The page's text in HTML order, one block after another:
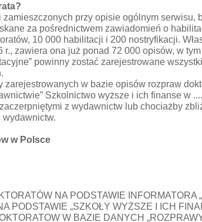
zamieszczonych przy opisie ogólnym
za pośrednictwem zawiadomień o
10 000 habilitacji i 200 nostryfikacji.
r., zawiera ona już ponad 72 000 opisów, w
powinny zostać zarejestrowane
zarejestrowanych w bazie opisów rozpraw
Szkolnictwo wyższe i ich finanse w
z wydawnictw lub chociażby
wydawnictw.
w Polsce
NA PODSTAWIE
PODSTAWIE „SZKOŁY WYŻSZE I ICH
W BAZIE DANYCH